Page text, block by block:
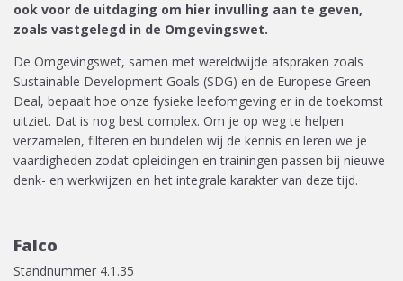
ook voor de uitdaging om hier invulling aan te geven,
zoals vastgelegd in de Omgevingswet.
De Omgevingswet, samen met wereldwijde afspraken zoals
Sustainable Development Goals (SDG) en de Europese Green
Deal, bepaalt hoe onze fysieke leefomgeving er in de toekomst
uitziet. Dat is nog best complex. Om je op weg te helpen
verzamelen, filteren en bundelen wij de kennis en leren we je
vaardigheden zodat opleidingen en trainingen passen bij nieuwe
denk- en werkwijzen en het integrale karakter van deze tijd.
Falco
Standnummer 4.1.35